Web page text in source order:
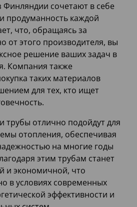
Финляндии сочетают в себе
продуманность каждой
что, обращаясь за
от этого производителя, вы
решение ваших задач в
Компания также
таких материалов
для тех, кто ищет
трубы отлично подойдут для
отопления, обеспечивая
на многие годы
этим трубам станет
и экономичной, что
в условиях современных
эффективности и